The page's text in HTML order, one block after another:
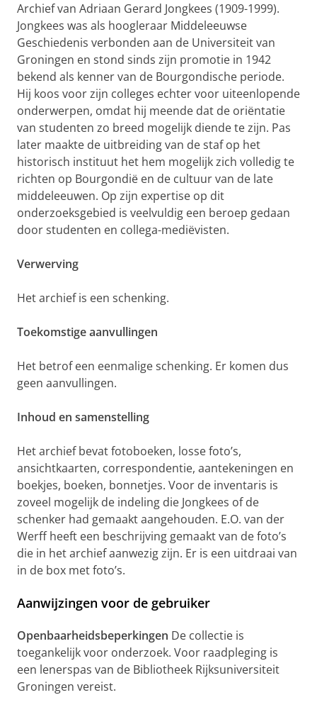
Archief van Adriaan Gerard Jongkees (1909-1999).
Jongkees was als hoogleraar Middeleeuwse
Geschiedenis verbonden aan de Universiteit van
Groningen en stond sinds zijn promotie in 1942
bekend als kenner van de Bourgondische periode.
Hij koos voor zijn colleges echter voor uiteenlopende
onderwerpen, omdat hij meende dat de oriëntatie
van studenten zo breed mogelijk diende te zijn. Pas
later maakte de uitbreiding van de staf op het
historisch instituut het hem mogelijk zich volledig te
richten op Bourgondië en de cultuur van de late
middeleeuwen. Op zijn expertise op dit
onderzoeksgebied is veelvuldig een beroep gedaan
door studenten en collega-mediëvisten.
Verwerving
Het archief is een schenking.
Toekomstige aanvullingen
Het betrof een eenmalige schenking. Er komen dus
geen aanvullingen.
Inhoud en samenstelling
Het archief bevat fotoboeken, losse foto’s,
ansichtkaarten, correspondentie, aantekeningen en
boekjes, boeken, bonnetjes. Voor de inventaris is
zoveel mogelijk de indeling die Jongkees of de
schenker had gemaakt aangehouden. E.O. van der
Werff heeft een beschrijving gemaakt van de foto’s
die in het archief aanwezig zijn. Er is een uitdraai van
in de box met foto’s.
Aanwijzingen voor de gebruiker
Openbaarheidsbeperkingen De collectie is
toegankelijk voor onderzoek. Voor raadpleging is
een lenerspas van de Bibliotheek Rijksuniversiteit
Groningen vereist.